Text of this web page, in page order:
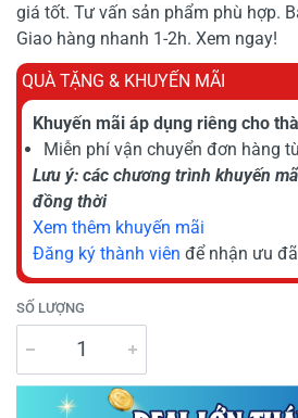
giá tốt. Tư vấn sản phẩm phù hợp.
Giao hàng nhanh 1-2h. Xem ngay!
QUÀ TẶNG & KHUYẾN MÃI
Khuyến mãi áp dụng riêng cho
Miễn phí vận chuyển đơn hàng
Lưu ý: các chương trình khuyến
đồng thời
Xem thêm khuyến mãi
Đăng ký thành viên để nhận ưu
SỐ LƯỢNG